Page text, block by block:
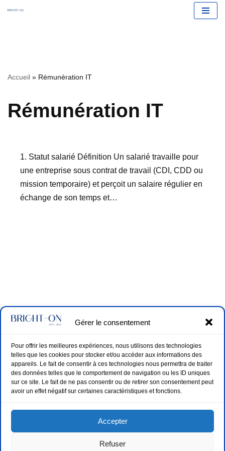
Gérer le consentement
Pour offrir les meilleures expériences, nous utilisons des technologies
telles que les cookies pour stocker et/ou accéder aux informations des
appareils. Le fait de consentir à ces technologies nous permettra de traiter
des données telles que le comportement de navigation ou les ID uniques
sur ce site. Le fait de ne pas consentir ou de retirer son consentement peut
avoir un effet négatif sur certaines caractéristiques et fonctions.
Accepter
Refuser
au
Accueil » Rémunération IT
Rémunération IT
1. Statut salarié Définition Un salarié travaille pour
une entreprise sous contrat de travail (CDI, CDD ou
mission temporaire) et perçoit un salaire régulier en
échange de son temps et…